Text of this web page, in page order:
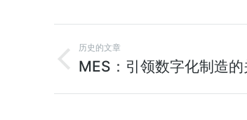
历史的文章
MES：引领数字化制造的